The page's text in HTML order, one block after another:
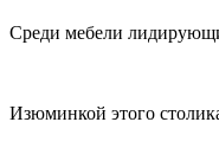
Среди мебели
Изюминкой этого